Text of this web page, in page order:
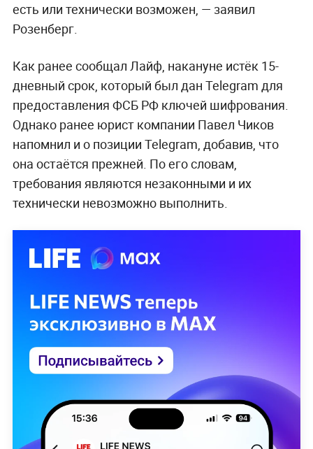
есть или технически возможен, — заявил
Розенберг.
Как ранее сообщал Лайф, накануне истёк 15-
дневный срок, который был дан Telegram для
предоставления ФСБ РФ ключей шифрования.
Однако ранее юрист компании Павел Чиков
напомнил и о позиции Telegram, добавив, что
она остаётся прежней. По его словам,
требования являются незаконными и их
технически невозможно выполнить.